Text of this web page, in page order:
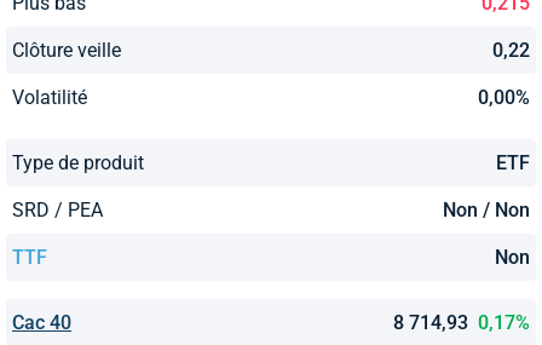
Clôture veille 0,22
Volatilité 0,00%
Type de produit ETF
SRD / PEA Non / Non
TTF Non
Cac 40 8 714,93 0,17%